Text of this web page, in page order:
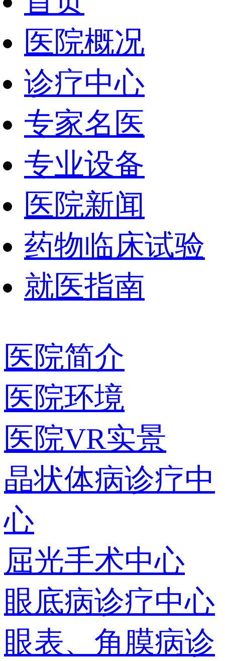
医院概况
诊疗中心
专家名医
专业设备
医院新闻
药物临床试验
就医指南
医院简介
医院环境
医院VR实景
晶状体病诊疗中
心
屈光手术中心
眼底病诊疗中心
眼表、角膜病诊